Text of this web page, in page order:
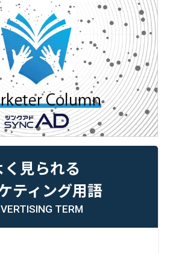
く見られる
ティング用語
TERM